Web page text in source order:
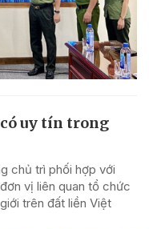
uy tín trong
chủ trì phối hợp với
vị liên quan tổ chức
trên đất liền Việt